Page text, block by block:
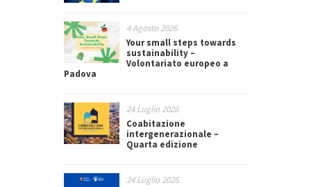
4 Agosto 2026
Your small steps towards
sustainability –
Volontariato europeo a
Padova
24 Luglio 2026
Coabitazione
intergenerazionale –
Quarta edizione
24 Luglio 2026